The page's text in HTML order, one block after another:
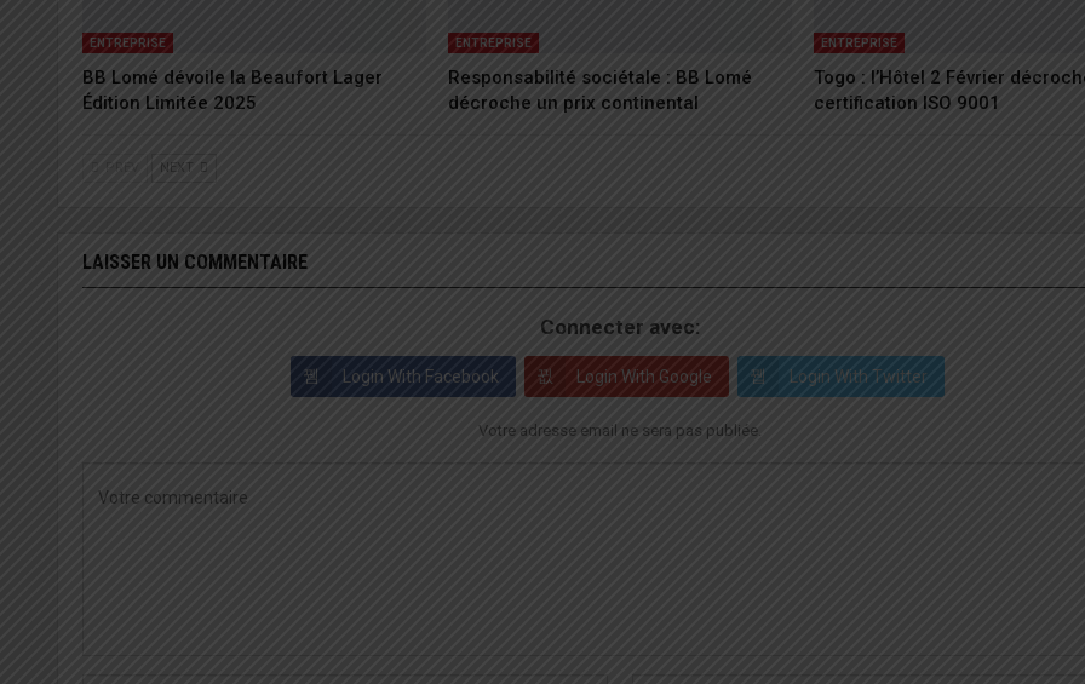
ENTREPRISE
BB Lomé dévoile la Beaufort Lager
Édition Limitée 2025
ENTREPRISE
Responsabilité sociétale : BB Lomé
décroche un prix continental
ENTREPRISE
Togo : l’Hôtel 2 Février
certification ISO 9001
NEXT
LAISSER UN COMMENTAIRE
Connecter avec:
Login With Facebook Login With Google Login With Twitter
Votre adresse email ne sera pas publiée.